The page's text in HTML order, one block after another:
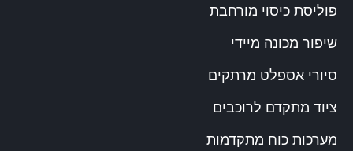
פוליסת כיסוי מורחבת
שיפור מכונה מיידי
סיורי אספלט מרתקים
ציוד מתקדם לרוכבים
מערכות כוח מתקדמות